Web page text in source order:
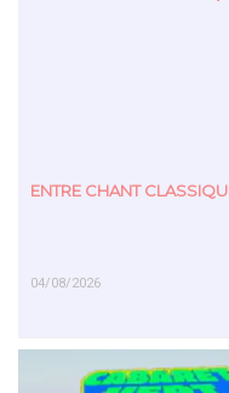
ENTRE CHANT
04/08/2026
EN SAVOIR PLUS